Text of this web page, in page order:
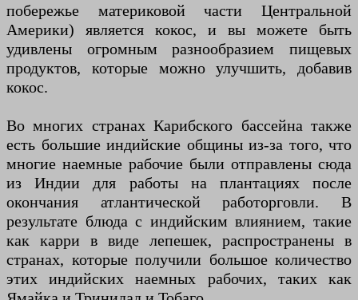
побережье материковой части Центральной
Америки) является кокос, и вы можете быть
удивлены огромным разнообразием пищевых
продуктов, которые можно улучшить, добавив
кокос.
Во многих странах Карибского бассейна также
есть большие индийские общины из-за того, что
многие наемные рабочие были отправлены сюда
из Индии для работы на плантациях после
окончания атлантической работорговли. В
результате блюда с индийским влиянием, такие
как карри в виде лепешек, распространены в
странах, которые получили большое количество
этих индийских наемных рабочих, таких как